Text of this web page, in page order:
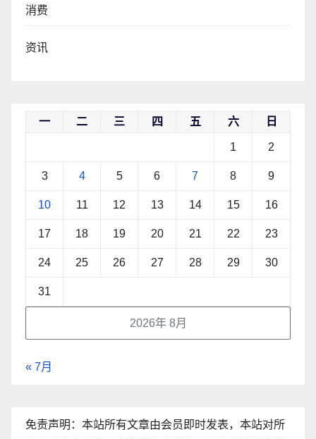
消费
资讯
2026年 8月
一 二 三 四 五 六 日
1 2
3 4 5 6 7 8 9
10 11 12 13 14 15 16
17 18 19 20 21 22 23
24 25 26 27 28 29 30
31
« 7月
免责声明：本站所有文章由会员即时发表，本站对所